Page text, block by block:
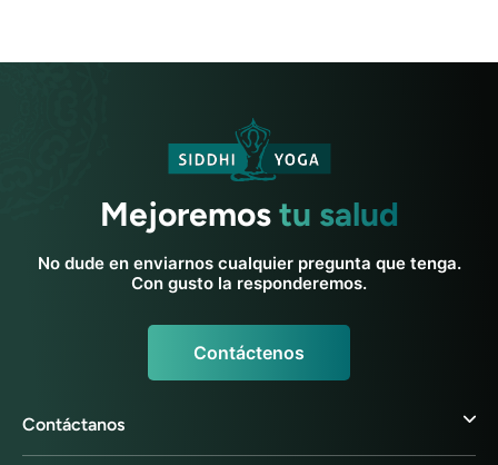
Mejoremostu salud
No dude en enviarnos cualquier pregunta que tenga.
Con gusto la responderemos.
Contáctenos
Contáctanos